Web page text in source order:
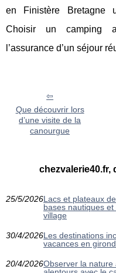
en Finistère Bretagne
Choisir un camping
l’assurance d’un séjour
Que découvrir lors
d’une visite de la
canourgue
chezvalerie40.fr,
25/5/2026Lacs et plateaux
bases nautiques
village
30/4/2026Les destinations
vacances en
20/4/2026Observer la